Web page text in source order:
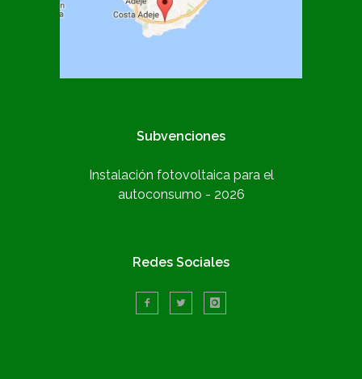
Subvenciones
Instalación fotovoltaica para el
autoconsumo - 2026
Redes Sociales